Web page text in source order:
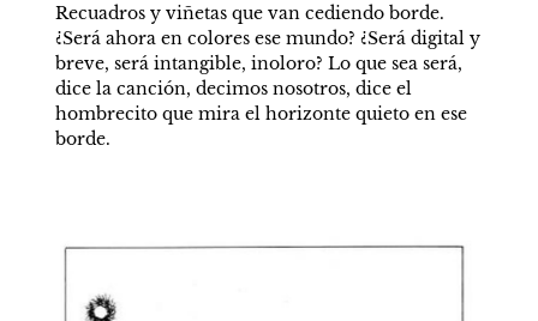
Recuadros y viñetas que van cediendo borde.
¿Será ahora en colores ese mundo? ¿Será digital y
breve, será intangible, inoloro? Lo que sea será,
dice la canción, decimos nosotros, dice el
hombrecito que mira el horizonte quieto en ese
borde.